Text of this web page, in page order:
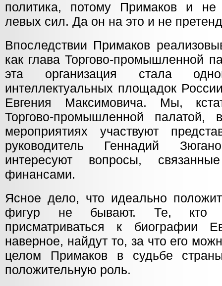
политика, потому Примаков и не
левых сил. Да он на это и не
Впоследствии Примаков
как глава Торгово-промышленной
эта организация стала
интеллектуальных площадок
Евгения Максимовича. Мы,
Торгово-промышленной
мероприятиях участвуют
руководитель Геннадий
интересуют вопросы,
финансами.
Ясное дело, что идеально
фигур не бывают. Те, кто
присматриваться к биографии
наверное, найдут то, за что его
целом Примаков в судьбе
положительную роль.